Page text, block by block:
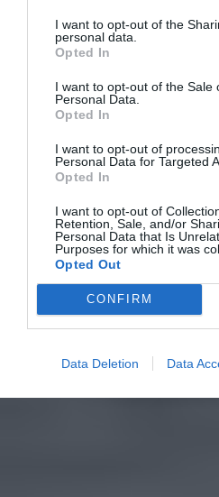
I want to opt-out of the
personal data.
Opted In
I want to opt-out of the Sale
Personal Data.
Opted In
I want to opt-out of
Personal Data for Targeted
Opted In
I want to opt-out of
Retention, Sale, and/or
Personal Data that Is
Purposes for which it was
Opted Out
CONFIRM
Data Deletion Data